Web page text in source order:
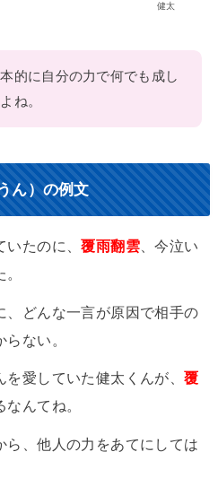
健太
的に自分の力で何でも成し
ね。
ん）の例文
いたのに、覆雨翻雲 、今泣い
、どんな一言が原因で相手の
ない。
を愛していた健太くんが、覆
なんてね。
ら、他人の力をあてにしては